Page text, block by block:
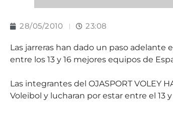
28/05/2010 23:08
Las jarreras han dado un paso
entre los 13 y 16 mejores equipos de
Las integrantes del OJASPORT VOLEY
Voleibol y lucharan por estar entre el 13